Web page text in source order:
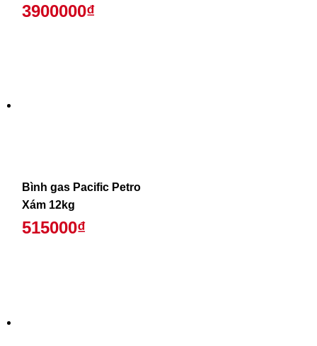
3900000₫
Bình gas Pacific Petro
Xám 12kg
515000₫